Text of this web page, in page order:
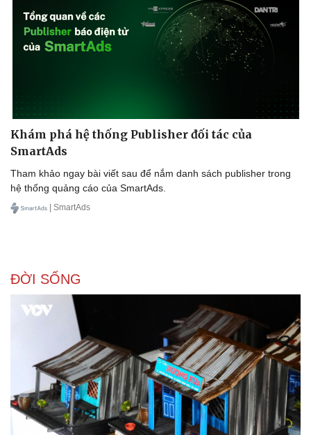
Văn hóa
Văn học
Âm nhạc
Thời trang
Sao Việt
Khám phá hệ thống Publisher đối tác của
SmartAds
Tham khảo ngay bài viết sau để nắm danh sách publisher trong
hệ thống quảng cáo của SmartAds.
| SmartAds
ĐỜI SỐNG